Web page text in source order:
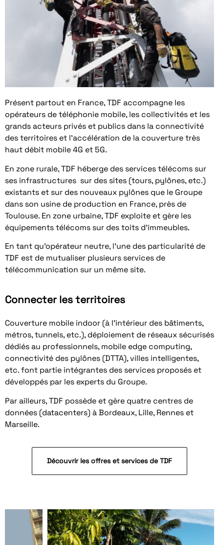
Présent partout en France, TDF accompagne les
opérateurs de téléphonie mobile, les collectivités et les
grands acteurs privés et publics dans la connectivité
des territoires et l’accélération de la couverture très
haut débit mobile 4G et 5G.
En zone rurale, TDF héberge des services télécoms sur
ses infrastructures sur des sites (tours, pylônes, etc.)
existants et sur des nouveaux pylônes que le Groupe
dans son usine de production en France, près de
Toulouse. En zone urbaine, TDF exploite et gère les
équipements télécoms sur des toits d’immeubles.
En tant qu’opérateur neutre, l’une des particularité de
TDF est de mutualiser plusieurs services de
télécommunication sur un même site.
Connecter les territoires
Couverture mobile indoor (à l’intérieur des bâtiments,
métros, tunnels, etc.), déploiement de réseaux sécurisés
dédiés au professionnels, mobile edge computing,
connectivité des pylônes (DTTA), villes intelligentes,
etc. font partie intégrantes des services proposés et
développés par les experts du Groupe.
Par ailleurs, TDF possède et gère quatre centres de
données (datacenters) à Bordeaux, Lille, Rennes et
Marseille.
Découvrir les offres et services de TDF